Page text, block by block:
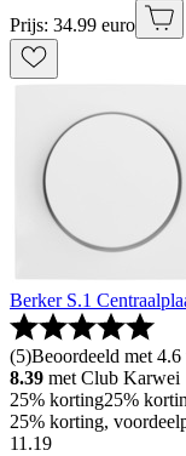
Prijs: 34.99 euro
Berker S.1
(5)Beoordeeld met
8.39 met Club Karwei
25% korting25%
25% korting,
11 .19